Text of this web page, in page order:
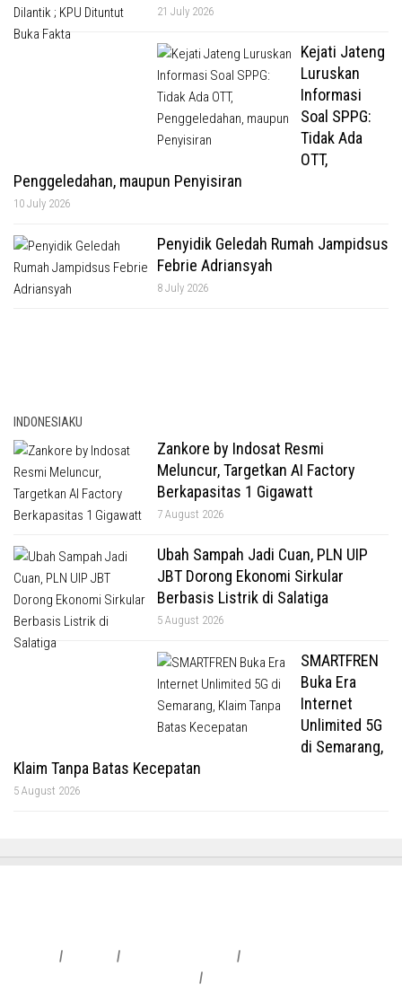
21 July 2026
Kejati Jateng
Luruskan
Informasi
Soal SPPG:
Tidak Ada
OTT,
Penggeledahan, maupun Penyisiran
10 July 2026
Penyidik Geledah Rumah Jampidsus
Febrie Adriansyah
8 July 2026
INDONESIAKU
Zankore by Indosat Resmi
Meluncur, Targetkan AI Factory
Berkapasitas 1 Gigawatt
7 August 2026
Ubah Sampah Jadi Cuan, PLN UIP
JBT Dorong Ekonomi Sirkular
Berbasis Listrik di Salatiga
5 August 2026
SMARTFREN
Buka Era
Internet
Unlimited 5G
di Semarang,
Klaim Tanpa Batas Kecepatan
5 August 2026
| | |
|